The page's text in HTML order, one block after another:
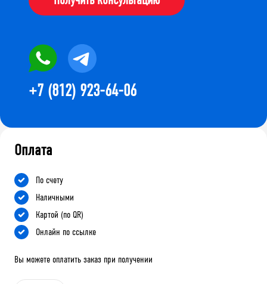
+7 (812) 923-64-06
Оплата
По счету
Наличными
Картой (по QR)
Онлайн по ссылке
Вы можете оплатить заказ при получении